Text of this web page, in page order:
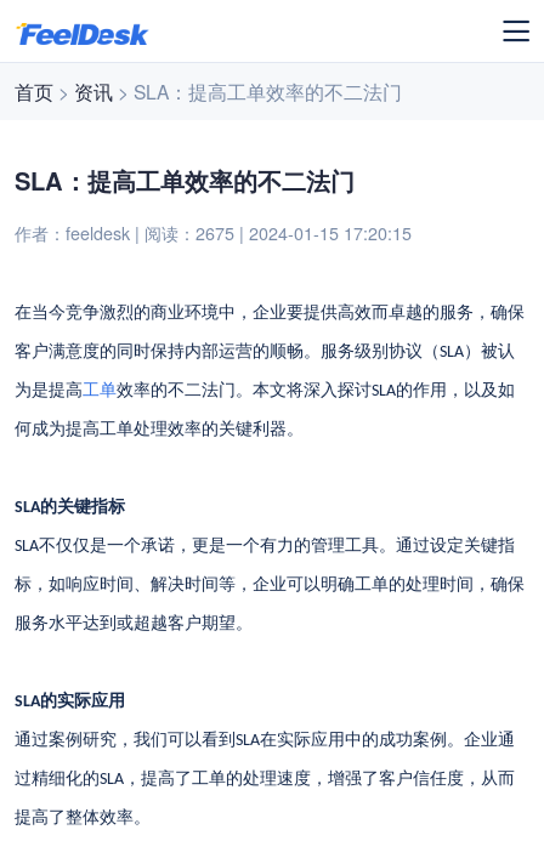
首页 > 资讯 > SLA：提高工单效率的不二法门
SLA：提高工单效率的不二法门
作者：feeldesk | 阅读：2675 | 2024-01-15 17:20:15
在当今竞争激烈的商业环境中，企业要提供高效而卓越的服务，确保
客户满意度的同时保持内部运营的顺畅。服务级别协议（SLA）被认
为是提高工单效率的不二法门。本文将深入探讨SLA的作用，以及如
何成为提高工单处理效率的关键利器。
SLA的关键指标
SLA不仅仅是一个承诺，更是一个有力的管理工具。通过设定关键指
标，如响应时间、解决时间等，企业可以明确工单的处理时间，确保
服务水平达到或超越客户期望。
SLA的实际应用
通过案例研究，我们可以看到SLA在实际应用中的成功案例。企业通
过精细化的SLA ，提高了工单的处理速度，增强了客户信任度，从而
提高了整体效率。